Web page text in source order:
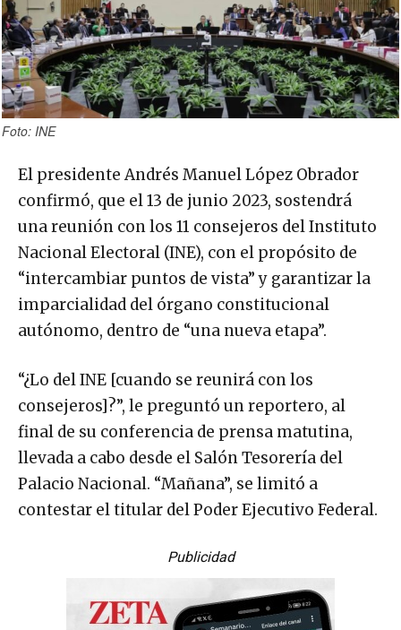
Foto: INE
El presidente Andrés Manuel López Obrador
confirmó, que el 13 de junio 2023, sostendrá
una reunión con los 11 consejeros del Instituto
Nacional Electoral (INE), con el propósito de
“intercambiar puntos de vista” y garantizar la
imparcialidad del órgano constitucional
autónomo, dentro de “una nueva etapa”.
“¿Lo del INE [cuando se reunirá con los
consejeros]?”, le preguntó un reportero, al
final de su conferencia de prensa matutina,
llevada a cabo desde el Salón Tesorería del
Palacio Nacional. “Mañana”, se limitó a
contestar el titular del Poder Ejecutivo Federal.
Publicidad